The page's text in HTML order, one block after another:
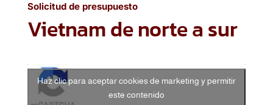
Solicitud de presupuesto
Vietnam de norte a sur
Haz clic para aceptar cookies de marketing y permitir
este contenido